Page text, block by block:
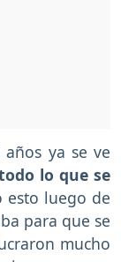
ya se ve
lo que se
luego de
para que se
mucho